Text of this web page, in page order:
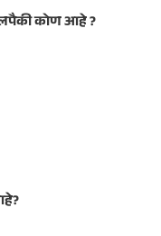
कोण आहे ?